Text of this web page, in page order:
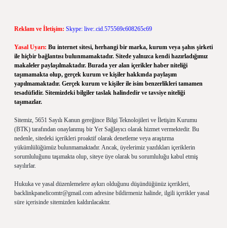
Reklam ve İletişim: Skype: live:.cid.575569c608265c69
Yasal Uyarı: Bu internet sitesi, herhangi bir marka, kurum veya şahıs şirketi
ile hiçbir bağlantısı bulunmamaktadır. Sitede yalnızca kendi hazırladığımız
makaleler paylaşılmaktadır. Burada yer alan içerikler haber niteliği
taşımamakta olup, gerçek kurum ve kişiler hakkında paylaşım
yapılmamaktadır. Gerçek kurum ve kişiler ile isim benzerlikleri tamamen
tesadüfidir. Sitemizdeki bilgiler taslak halindedir ve tavsiye niteliği
taşımazlar.
Sitemiz, 5651 Sayılı Kanun gereğince Bilgi Teknolojileri ve İletişim Kurumu
(BTK) tarafından onaylanmış bir Yer Sağlayıcı olarak hizmet vermektedir. Bu
nedenle, sitedeki içerikleri proaktif olarak denetleme veya araştırma
yükümlülüğümüz bulunmamaktadır. Ancak, üyelerimiz yazdıkları içeriklerin
sorumluluğunu taşımakta olup, siteye üye olarak bu sorumluluğu kabul etmiş
sayılırlar.
Hukuka ve yasal düzenlemelere aykırı olduğunu düşündüğünüz içerikleri,
backlinkpanelicomtr@gmail.com adresine bildirmeniz halinde, ilgili içerikler yasal
süre içerisinde sitemizden kaldırılacaktır.